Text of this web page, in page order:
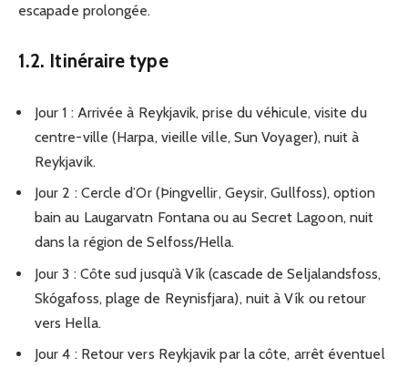
escapade prolongée.
1.2. Itinéraire type
Jour 1 : Arrivée à Reykjavik, prise du véhicule, visite du
centre-ville (Harpa, vieille ville, Sun Voyager), nuit à
Reykjavik.
Jour 2 : Cercle d’Or (Þingvellir, Geysir, Gullfoss), option
bain au Laugarvatn Fontana ou au Secret Lagoon, nuit
dans la région de Selfoss/Hella.
Jour 3 : Côte sud jusqu’à Vík (cascade de Seljalandsfoss,
Skógafoss, plage de Reynisfjara), nuit à Vík ou retour
vers Hella.
Jour 4 : Retour vers Reykjavik par la côte, arrêt éventuel